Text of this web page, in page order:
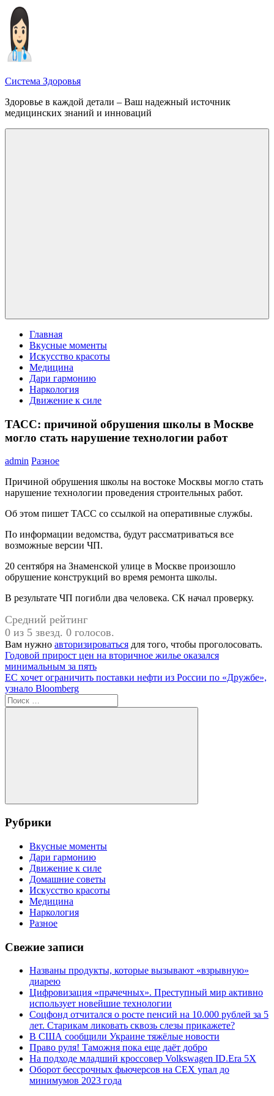
Перейти
содержимому
Система Здоровья
Здоровье в каждой детали – Ваш надежный источник
медицинских знаний и инноваций
Главная
Вкусные моменты
Искусство красоты
Медицина
Дари гармонию
Наркология
Движение к силе
ТАСС: причиной обрушения школы в Москве
могло стать нарушение технологии работ
admin Разное
Причиной обрушения школы на востоке Москвы могло стать
нарушение технологии проведения строительных работ.
Об этом пишет ТАСС со ссылкой на оперативные службы.
По информации ведомства, будут рассматриваться все
возможные версии ЧП.
20 сентября на Знаменской улице в Москве произошло
обрушение конструкций во время ремонта школы.
В результате ЧП погибли два человека. СК начал проверку.
Средний рейтинг
0 из 5 звезд. 0 голосов.
Вам нужно авторизироваться для того, чтобы проголосовать.
Навигация
по
записям
Предыдущая
запись:
Годовой прирост цен на вторичное жилье оказался
минимальным за пять
Следующая
запись:
ЕС хочет ограничить поставки нефти из России по «Дружбе»,
узнало Bloomberg
Поиск
для:
Поиск
Рубрики
Вкусные моменты
Дари гармонию
Движение к силе
Домашние советы
Искусство красоты
Медицина
Наркология
Разное
Свежие записи
Названы продукты, которые вызывают «взрывную»
диарею
Цифровизация «прачечных». Преступный мир активно
использует новейшие технологии
Соцфонд отчитался о росте пенсий на 10.000 рублей за 5
лет. Старикам ликовать сквозь слезы прикажете?
В США сообщили Украине тяжёлые новости
Право руля! Таможня пока еще даёт добро
На подходе младший кроссовер Volkswagen ID.Era 5X
Оборот бессрочных фьючерсов на CEX упал до
минимумов 2023 года